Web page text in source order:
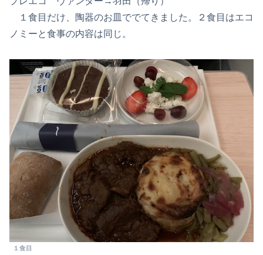
１食目だけ、陶器のお皿ででてきました。２食目はエコ
ノミーと食事の内容は同じ。
１食目